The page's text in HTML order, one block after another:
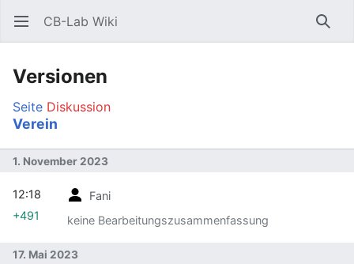
Hauptmenü öffnen CB-Lab Wiki
Versionen
Seite Diskussion
Verein
1. November 2023
Fani
keine Bearbeitungszusammenfassung
12:18
+491
17. Mai 2023